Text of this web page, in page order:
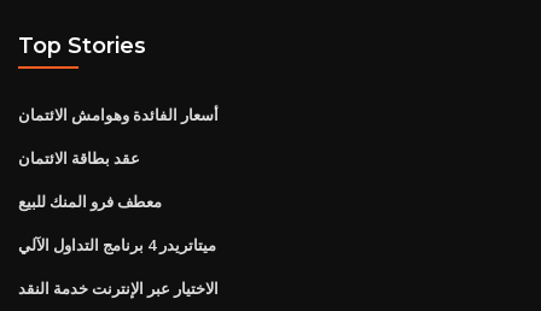
Top Stories
أسعار الفائدة وهوامش الائتمان
عقد بطاقة الائتمان
معطف فرو المنك للبيع
ميتاتريدر 4 برنامج التداول الآلي
الاختيار عبر الإنترنت خدمة النقد